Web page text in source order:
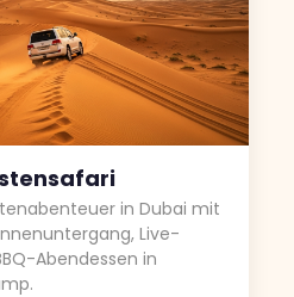
in Dubai mit
Live-
Abendessen in